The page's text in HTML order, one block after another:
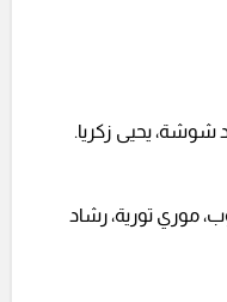
شوشة، يحيى زكريا.
موري تورية، رشاد